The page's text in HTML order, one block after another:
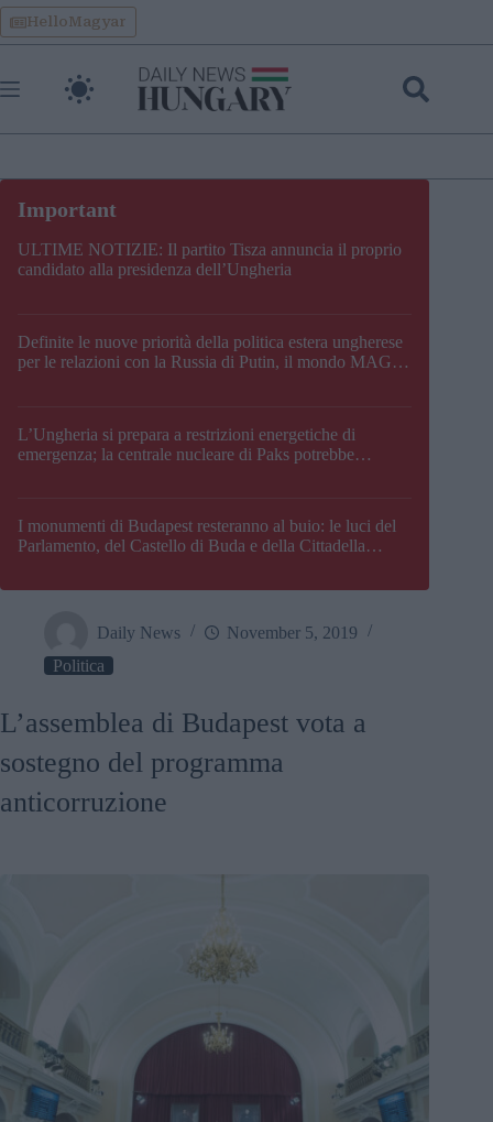
Skip
to
content
HelloMagyar
ULTIME NOTIZIE: Il partito Tisza annuncia il proprio
candidato alla presidenza dell’Ungheria
Definite le nuove priorità della politica estera ungherese
per le relazioni con la Russia di Putin, il mondo MAGA,
L’Ungheria si prepara a restrizioni energetiche di
emergenza; la centrale nucleare di Paks potrebbe
I monumenti di Budapest resteranno al buio: le luci del
Parlamento, del Castello di Buda e della Cittadella
Daily News
November 5, 2019
Politica
L’assemblea di Budapest vota a
sostegno del programma
anticorruzione